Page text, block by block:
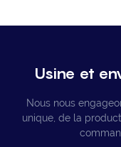
Usine et
Nous nous
unique, de la